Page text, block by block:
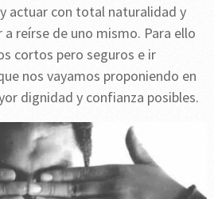
actuar con total naturalidad y
reírse de uno mismo. Para ello
cortos pero seguros e ir
nos vayamos proponiendo en
dignidad y confianza posibles.